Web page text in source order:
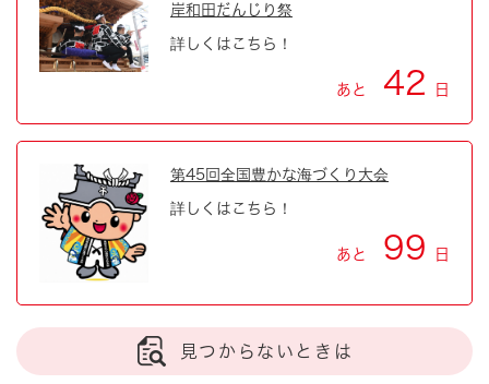
岸和田だんじり祭
詳しくはこちら！
あと 42 日
第45回全国豊かな海づくり大会
詳しくはこちら！
あと 99 日
見つからないときは